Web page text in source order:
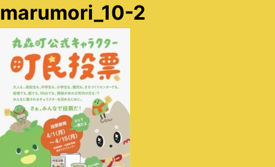
emarumori_10-2